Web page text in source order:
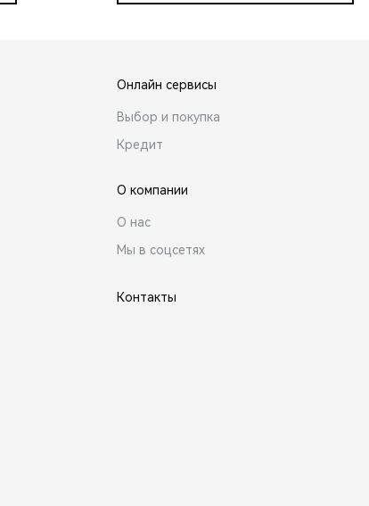
Онлайн сервисы
Выбор и покупка
Кредит
О компании
О нас
Мы в соцсетях
Контакты